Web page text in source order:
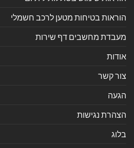
הוראות בטיחות מטען לרכב חשמלי
מעבדת מחשבים דף שירות
אודות
צור קשר
הגעה
הצהרת נגישות
בלוג